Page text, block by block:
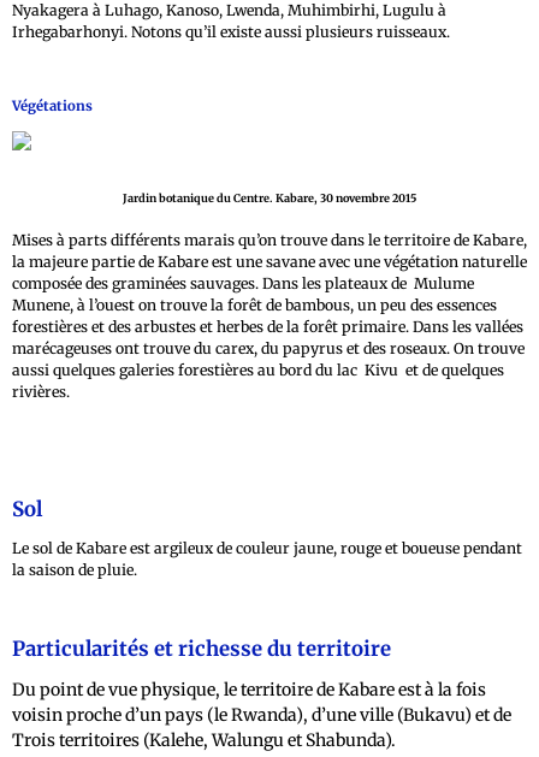
Nyakagera à Luhago, Kanoso, Lwenda, Muhimbirhi, Lugulu à
Irhegabarhonyi. Notons qu’il existe aussi plusieurs ruisseaux.
Végétations
Jardin botanique du Centre. Kabare, 30 novembre 2015
Mises à parts différents marais qu’on trouve dans le territoire de Kabare,
la majeure partie de Kabare est une savane avec une végétation naturelle
composée des graminées sauvages. Dans les plateaux de Mulume
Munene, à l’ouest on trouve la forêt de bambous, un peu des essences
forestières et des arbustes et herbes de la forêt primaire. Dans les vallées
marécageuses ont trouve du carex, du papyrus et des roseaux. On trouve
aussi quelques galeries forestières au bord du lac Kivu et de quelques
rivières.
Sol
Le sol de Kabare est argileux de couleur jaune, rouge et boueuse pendant
la saison de pluie.
Particularités et richesse du territoire
Du point de vue physique, le territoire de Kabare est à la fois
voisin proche d’un pays (le Rwanda), d’une ville (Bukavu) et de
Trois territoires (Kalehe, Walungu et Shabunda).